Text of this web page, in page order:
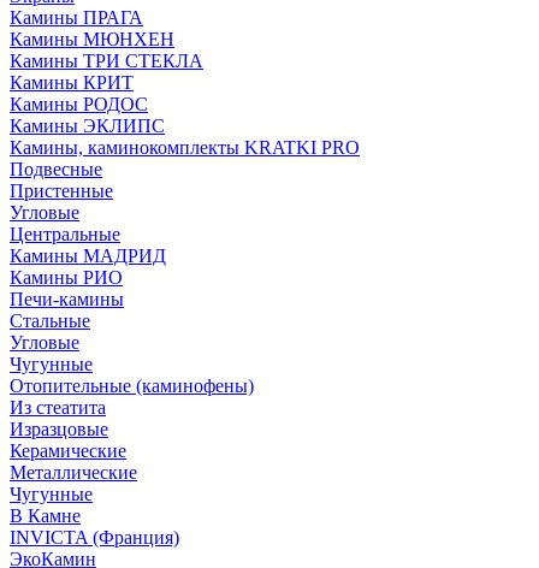
Камины ПРАГА
Камины МЮНХЕН
Камины ТРИ СТЕКЛА
Камины КРИТ
Камины РОДОС
Камины ЭКЛИПС
Камины, каминокомплекты KRATKI PRO
Подвесные
Пристенные
Угловые
Центральные
Камины МАДРИД
Камины РИО
Печи-камины
Стальные
Угловые
Чугунные
Отопительные (каминофены)
Из стеатита
Изразцовые
Керамические
Металлические
Чугунные
В Камне
INVICTA (Франция)
ЭкоКамин